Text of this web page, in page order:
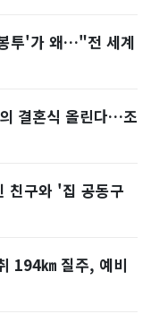
투'가 왜…"전 세계
결혼식 올린다…조
구와 '집 공동구
194㎞ 질주, 예비